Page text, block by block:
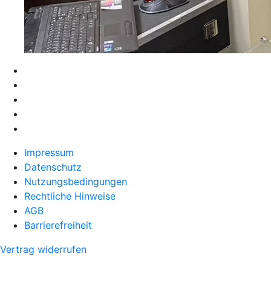
Impressum
Datenschutz
Nutzungsbedingungen
Rechtliche Hinweise
AGB
Barrierefreiheit
Vertrag widerrufen